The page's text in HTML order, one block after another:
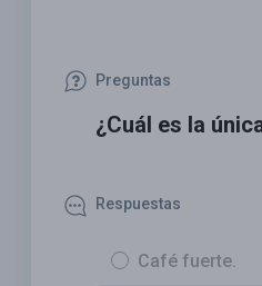
Preguntas
¿Cuál es la
Respuestas
Café fuerte.